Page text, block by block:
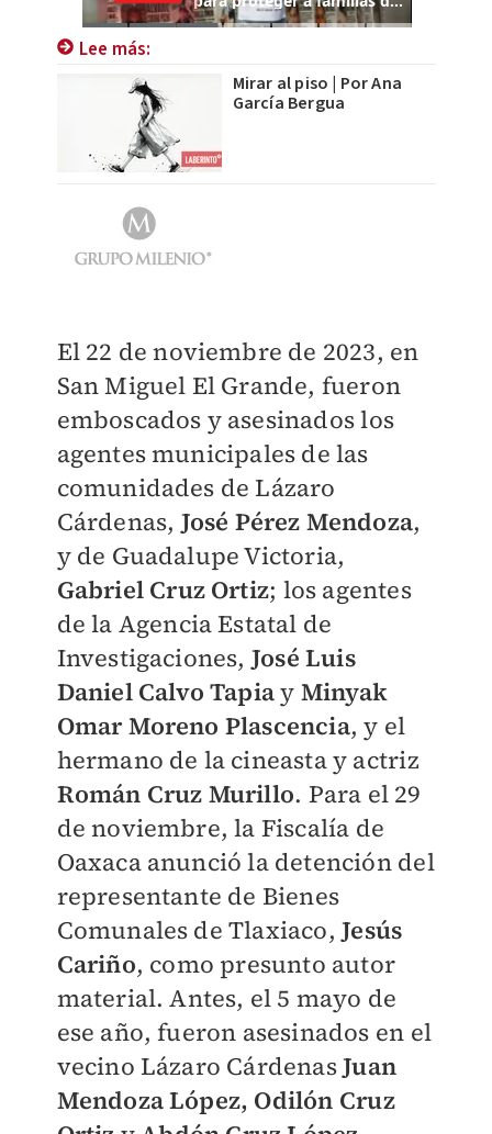
Lee más:
Mirar al piso | Por Ana
García Bergua
El 22 de noviembre de 2023, en
San Miguel El Grande, fueron
emboscados y asesinados los
agentes municipales de las
comunidades de Lázaro
Cárdenas, José Pérez Mendoza,
y de Guadalupe Victoria,
Gabriel Cruz Ortiz; los agentes
de la Agencia Estatal de
Investigaciones, José Luis
Daniel Calvo Tapiay Minyak
Omar Moreno Plascencia, y el
hermano de la cineasta y actriz
Román Cruz Murillo. Para el 29
de noviembre, la Fiscalía de
Oaxaca anunció la detención del
representante de Bienes
Comunales de Tlaxiaco,Jesús
Cariño, como presunto autor
material. Antes, el 5 mayo de
ese año, fueron asesinados en el
vecino Lázaro CárdenasJuan
Mendoza López, Odilón Cruz